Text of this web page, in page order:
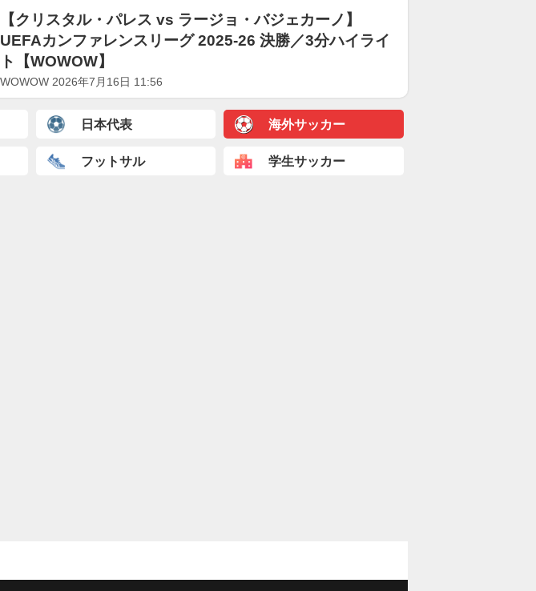
【クリスタル・パレス vs ラージョ・バジェカーノ】
UEFAカンファレンスリーグ 2025-26 決勝／3分ハイライ
ト【WOWOW】
WOWOW 2026年7月16日 11:56
日本代表 海外サッカー
フットサル 学生サッカー